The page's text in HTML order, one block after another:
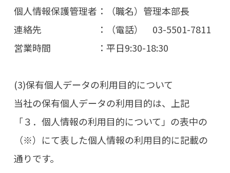
個人情報保護管理者：（職名）管理本部長
連絡先 ：（電話） 03-5501-7811
営業時間 ：平日9:30-18:30
(3)保有個人データの利用目的について
当社の保有個人データの利用目的は、上記
「３．個人情報の利用目的について」の表中の
（※）にて表した個人情報の利用目的に記載の
通りです。